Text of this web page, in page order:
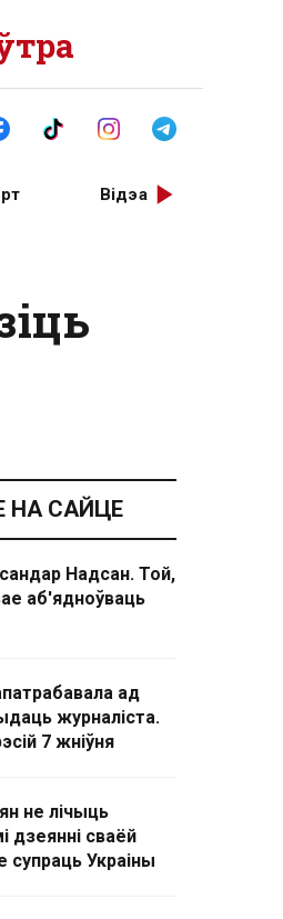
Відэа
НА САЙЦЕ
Надсан. Той,
аб'ядноўваць
ад
журналіста.
7 жніўня
не лічыць
дзеянні сваёй
супраць Украіны